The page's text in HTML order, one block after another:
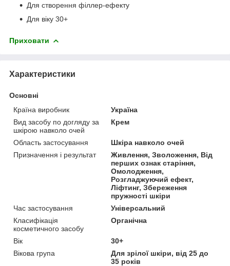
Для створення філлер-ефекту
Для віку 30+
Приховати
Характеристики
Основні
Країна виробник
Україна
Вид засобу по догляду за
шкірою навколо очей
Крем
Область застосування
Шкіра навколо очей
Призначення і результат
Живлення, Зволоження, Від
перших ознак старіння,
Омолодження,
Розгладжуючий ефект,
Ліфтинг, Збереження
пружності шкіри
Час застосування
Універсальний
Класифікація
косметичного засобу
Органічна
Вік
30+
Вікова група
Для зрілої шкіри, від 25 до
35 років